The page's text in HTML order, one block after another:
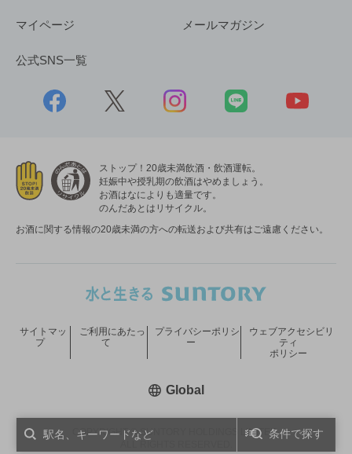
条件で探す
マイページ メールマガジン
公式SNS一覧
ストップ！20歳未満飲酒・飲酒運転。
妊娠中や授乳期の飲酒はやめましょう。
お酒はなによりも適量です。
のんだあとはリサイクル。
お酒に関する情報の20歳未満の方への転送および共有はご遠慮ください。
COPYRIGHT © SUNTORY HOLDINGS LIMITED.
サイトマッ
プ
ご利用にあたっ
て
プライバシーポリシ
ー
ウェブアクセシビリ
ティ
ポリシー
Global新しいウィンドウで開く